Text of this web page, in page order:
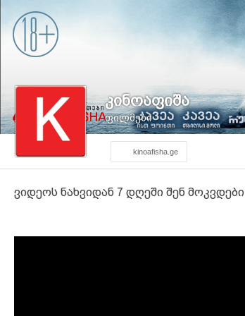
კინოაფიშა
ფილმები
kinoafisha.ge
ვიდეოს ნახვიდან 7 დღეში შენ მოკვდები